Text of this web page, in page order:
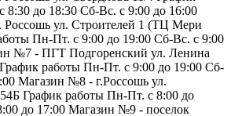
8:30 до 18:30 Сб-Вс. с 9:00 до 16:00
ул. Строителей 1 (ТЦ Мери
Пн-Пт. с 9:00 до 19:00 Сб-Вс. с 9:00
№7 - ПГТ Подгоренский ул. Ленина
работы Пн-Пт. с 9:00 до 19:00 Сб-
Магазин №8 - г.Россошь ул.
График работы Пн-Пт. с 8:00 до
до 17:00 Магазин №9 - поселок